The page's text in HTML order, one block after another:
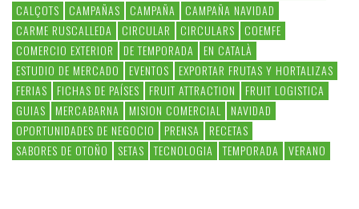
CALÇOTS
CAMPAÑAS CAMPAÑA
CAMPAÑA NAVIDAD
CARME RUSCALLEDA
CIRCULAR CIRCULARS
COEMFE
COMERCIO EXTERIOR
DE TEMPORADA
EN CATALÀ
ESTUDIO DE MERCADO
EVENTOS
EXPORTAR FRUTAS Y HORTALIZAS
FERIAS
FICHAS DE PAÍSES FRUIT ATTRACTION
FRUIT LOGISTICA
GUIAS
MERCABARNA MISION COMERCIAL
NAVIDAD
OPORTUNIDADES DE NEGOCIO
PRENSA
RECETAS
SABORES DE OTOÑO
SETAS TECNOLOGIA TEMPORADA VERANO